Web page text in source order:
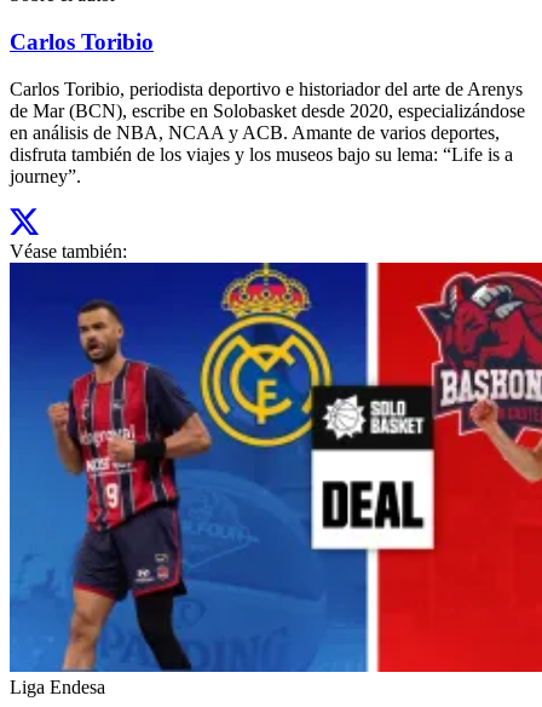
Carlos Toribio
Carlos Toribio, periodista deportivo e historiador del arte de Arenys
de Mar (BCN), escribe en Solobasket desde 2020, especializándose
en análisis de NBA, NCAA y ACB. Amante de varios deportes,
disfruta también de los viajes y los museos bajo su lema: “Life is a
journey”.
Véase también:
Liga Endesa